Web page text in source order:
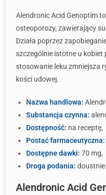
Alendronic Acid Genoptim
osteoporozy, zawierający
Działa poprzez
szczególnie istotne u kobiet
stosowanie leku zmniejsza
kości udowej.
Nazwa handlowa:
Substancja czynna:
Dostępność: na receptę,
Postać farmaceutyczna:
Dostępne dawki: 70 mg,
Droga podania: doustnie.
Alendronic Acid